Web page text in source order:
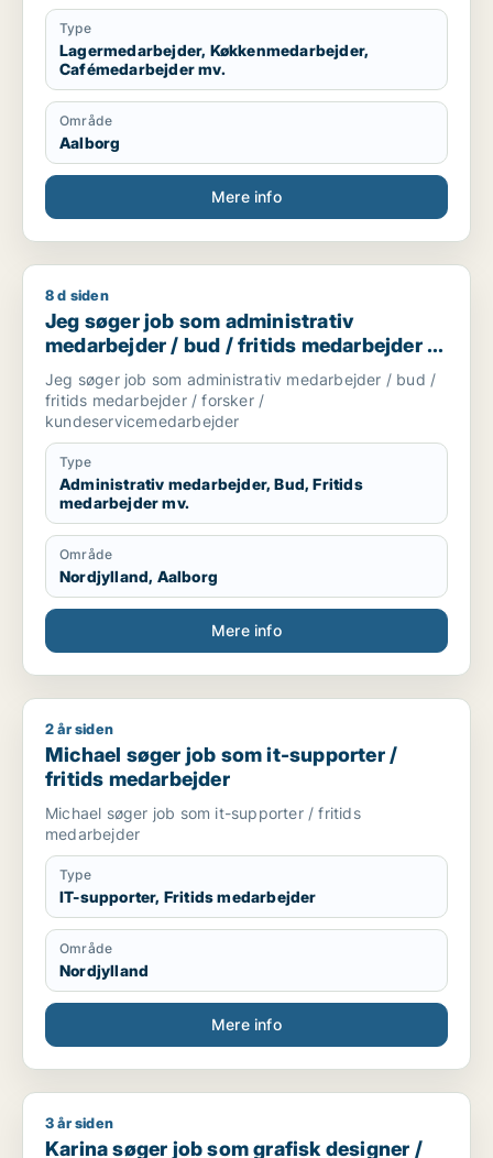
Type
Lagermedarbejder, Køkkenmedarbejder,
Cafémedarbejder mv.
Område
Aalborg
Mere info
Jeg søger job som administrativ medarbejder / bud /
8 d siden
Jeg søger job som administrativ
medarbejder / bud / fritids medarbejder /
forsker / kundeservicemedarbejder
Jeg søger job som administrativ medarbejder / bud /
fritids medarbejder / forsker /
kundeservicemedarbejder
Type
Administrativ medarbejder, Bud, Fritids
medarbejder mv.
Område
Nordjylland, Aalborg
Mere info
Michael søger job som it-supporter / fritids medarbejder
2 år siden
Michael søger job som it-supporter /
fritids medarbejder
Michael søger job som it-supporter / fritids
medarbejder
Type
IT-supporter, Fritids medarbejder
Område
Nordjylland
Mere info
Karina søger job som grafisk designer / kreativ
3 år siden
Karina søger job som grafisk designer /